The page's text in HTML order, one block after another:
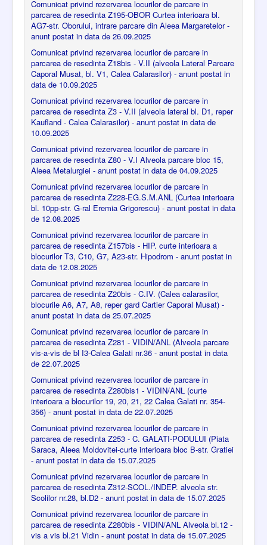
Comunicat privind rezervarea locurilor de parcare in
parcarea de resedinta Z195-OBOR Curtea interioara bl.
AG7-str. Oborului, intrare parcare din Aleea Margaretelor -
anunt postat in data de 26.09.2025
Comunicat privind rezervarea locurilor de parcare in
parcarea de resedinta Z18bis - V.II (alveola Lateral Parcare
Caporal Musat, bl. V1, Calea Calarasilor) - anunt postat in
data de 10.09.2025
Comunicat privind rezervarea locurilor de parcare in
parcarea de resedinta Z3 - V.II (alveola lateral bl. D1, reper
Kaufland - Calea Calarasilor) - anunt postat in data de
10.09.2025
Comunicat privind rezervarea locurilor de parcare in
parcarea de resedinta Z80 - V.I Alveola parcare bloc 15,
Aleea Metalurgiei - anunt postat in data de 04.09.2025
Comunicat privind rezervarea locurilor de parcare in
parcarea de resedinta Z228-EG.S.M.ANL (Curtea interioara
bl. 10pp-str. G-ral Eremia Grigorescu) - anunt postat in data
de 12.08.2025
Comunicat privind rezervarea locurilor de parcare in
parcarea de resedinta Z157bis - HIP. curte interioara a
blocurilor T3, C10, G7, A23-str. Hipodrom - anunt postat in
data de 12.08.2025
Comunicat privind rezervarea locurilor de parcare in
parcarea de resedinta Z20bis - C.IV. (Calea calarasilor,
blocurile A6, A7, A8, reper gard Cartier Caporal Musat) -
anunt postat in data de 25.07.2025
Comunicat privind rezervarea locurilor de parcare in
parcarea de resedinta Z281 - VIDIN/ANL (Alveola parcare
vis-a-vis de bl I3-Calea Galati nr.36 - anunt postat in data
de 22.07.2025
Comunicat privind rezervarea locurilor de parcare in
parcarea de resedinta Z280bis1 - VIDIN/ANL (curte
interioara a blocurilor 19, 20, 21, 22 Calea Galati nr. 354-
356) - anunt postat in data de 22.07.2025
Comunicat privind rezervarea locurilor de parcare in
parcarea de resedinta Z253 - C. GALATI-PODULUI (Piata
Saraca, Aleea Moldovitei-curte interioara bloc B-str. Gratiei
- anunt postat in data de 15.07.2025
Comunicat privind rezervarea locurilor de parcare in
parcarea de resedinta Z312-SCOL./INDEP. alveola str.
Scolilor nr.28, bl.D2 - anunt postat in data de 15.07.2025
Comunicat privind rezervarea locurilor de parcare in
parcarea de resedinta Z280bis - VIDIN/ANL Alveola bl.12 -
vis a vis bl.21 Vidin - anunt postat in data de 15.07.2025